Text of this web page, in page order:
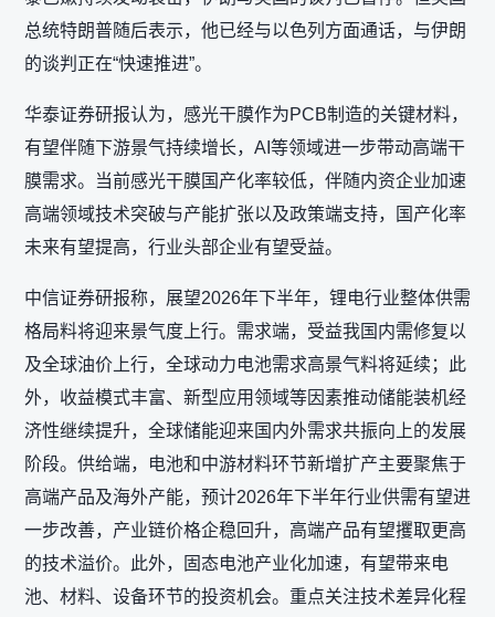
总统特朗普随后表示，他已经与以色列方面通话，与伊朗
的谈判正在“快速推进”。
华泰证券研报认为，感光干膜作为PCB制造的关键材料，
有望伴随下游景气持续增长，AI等领域进一步带动高端干
膜需求。当前感光干膜国产化率较低，伴随内资企业加速
高端领域技术突破与产能扩张以及政策端支持，国产化率
未来有望提高，行业头部企业有望受益。
中信证券研报称，展望2026年下半年，锂电行业整体供需
格局料将迎来景气度上行。需求端，受益我国内需修复以
及全球油价上行，全球动力电池需求高景气料将延续；此
外，收益模式丰富、新型应用领域等因素推动储能装机经
济性继续提升，全球储能迎来国内外需求共振向上的发展
阶段。供给端，电池和中游材料环节新增扩产主要聚焦于
高端产品及海外产能，预计2026年下半年行业供需有望进
一步改善，产业链价格企稳回升，高端产品有望攫取更高
的技术溢价。此外，固态电池产业化加速，有望带来电
池、材料、设备环节的投资机会。重点关注技术差异化程